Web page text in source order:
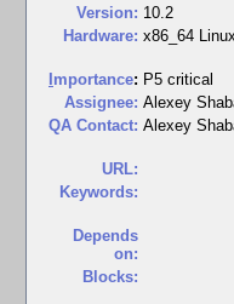
Version: 10.2
Hardware: x86_64 Linux
mportance: P5 critical
Assignee: Alexey
QA Contact: Alexey
URL:
Keywords:
Depends
on:
Blocks: